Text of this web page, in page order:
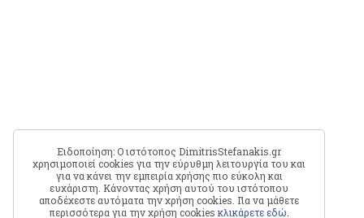
Ειδοποίηση: Ο ιστότοπος DimitrisStefanakis.gr
χρησιμοποιεί cookies για την εύρυθμη λειτουργία του και
για να κάνει την εμπειρία χρήσης πιο εύκολη και
ευχάριστη. Κάνοντας χρήση αυτού του ιστότοπου
αποδέχεστε αυτόματα την χρήση cookies. Για να μάθετε
περισσότερα για την χρήση cookies κλικάρετε εδώ.